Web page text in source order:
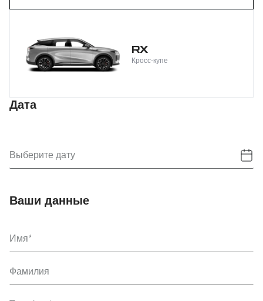
RX
Кросс-купе
Дата
Выберите дату
Ваши данные
Имя
Фамилия